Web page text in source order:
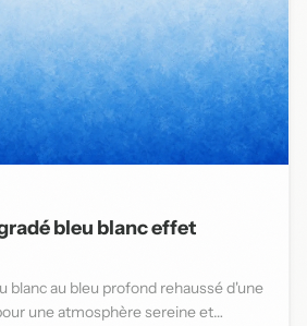
bleu blanc effet
blanc au bleu profond rehaussé d'une
une atmosphère sereine et